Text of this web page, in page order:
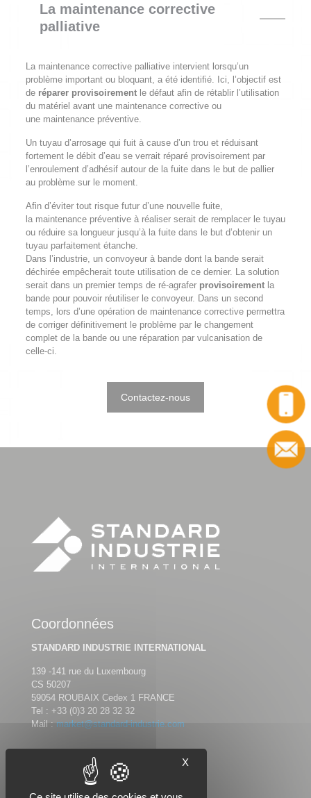
La maintenance corrective
palliative
La maintenance corrective palliative intervient lorsqu’un
problème important ou bloquant, a été identifié. Ici, l’objectif est
de réparer provisoirementle défaut afin de rétablir l’utilisation
du matériel avant une maintenance corrective ou
une maintenance préventive.
Un tuyau d’arrosage qui fuit à cause d’un trou et réduisant
fortement le débit d’eau se verrait réparé provisoirement par
l’enroulement d’adhésif autour de la fuite dans le but de pallier
au problème sur le moment.
Afin d’éviter tout risque futur d’une nouvelle fuite,
la maintenance préventive à réaliser serait de remplacer le tuyau
ou réduire sa longueur jusqu’à la fuite dans le but d’obtenir un
tuyau parfaitement étanche.
Dans l’industrie, un convoyeur à bande dont la bande serait
déchirée empêcherait toute utilisation de ce dernier. La solution
serait dans un premier temps de ré-agrafer provisoirementla
bande pour pouvoir réutiliser le convoyeur. Dans un second
temps, lors d’une opération de maintenance corrective permettra
de corriger définitivement le problème par le changement
complet de la bande ou une réparation par vulcanisation de
celle-ci.
Contactez-nous
Coordonnées
STANDARD INDUSTRIE INTERNATIONAL
139 -141 rue du Luxembourg
CS 50207
59054 ROUBAIX Cedex 1 FRANCE
Tel : +33 (0)3 20 28 32 32
Mail : market@standard-industrie.com
Nous suivre
Contact
X